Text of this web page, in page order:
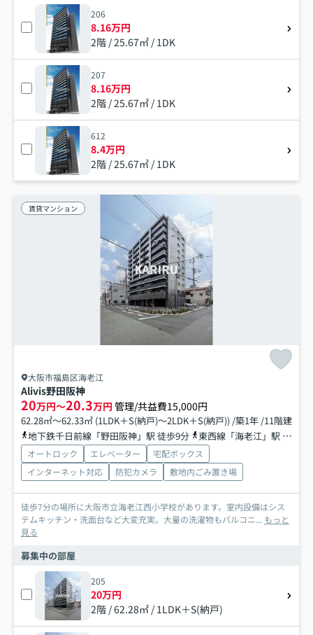
206
8.16万円
2階 / 25.67㎡ / 1DK
207
8.16万円
2階 / 25.67㎡ / 1DK
612
8.4万円
2階 / 25.67㎡ / 1DK
賃貸マンション
大阪市福島区海老江
Alivis野田阪神
20万円～20.3万円 管理/共益費15,000円
62.28㎡～62.33㎡ (1LDK＋S(納戸)～2LDK＋S(納戸)) /築1年 /11階建
地下鉄千日前線「野田阪神」駅 徒歩9分
東西線「海老江」駅 徒歩9分
オートロック エレベーター
宅配ボックス
インターネット対応
防犯カメラ 敷地内ごみ置き場
徒歩7分の場所に大阪市立海老江西小学校があります。室内設備はシス
テムキッチン・洗面台など大変充実。大量の洗濯物もバルコニ... もっと
見る
募集中の部屋
205
20万円
2階 / 62.28㎡ / 1LDK＋S(納戸)